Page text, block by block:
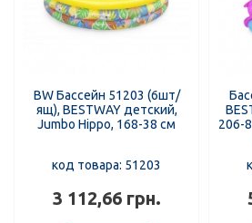
BW Бассейн 51203 (6шт/
ящ), BESTWAY детский,
Jumbo Hippo, 168-38 см
код товара: 51203
3 112,66 грн.
206-